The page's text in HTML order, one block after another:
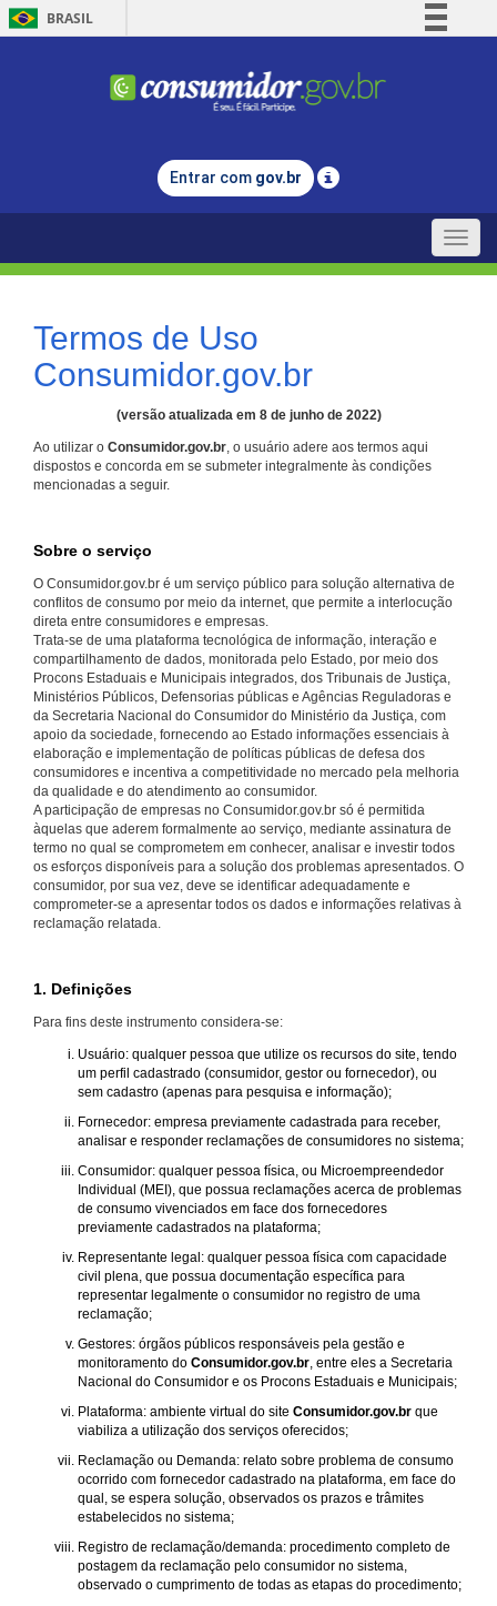
BRASIL
Comunica BR
Legislação
Entrar com gov.br
Toggle
Termos de Uso
Consumidor.gov.br
(versão atualizada em 8 de junho de 2022)
Ao utilizar o Consumidor.gov.br, o usuário adere aos termos aqui
dispostos e concorda em se submeter integralmente às condições
mencionadas a seguir.
Sobre o serviço
O Consumidor.gov.br é um serviço público para solução alternativa de
conflitos de consumo por meio da internet, que permite a interlocução
direta entre consumidores e empresas.
Trata-se de uma plataforma tecnológica de informação, interação e
compartilhamento de dados, monitorada pelo Estado, por meio dos
Procons Estaduais e Municipais integrados, dos Tribunais de Justiça,
Ministérios Públicos, Defensorias públicas e Agências Reguladoras e
da Secretaria Nacional do Consumidor do Ministério da Justiça, com
apoio da sociedade, fornecendo ao Estado informações essenciais à
elaboração e implementação de políticas públicas de defesa dos
consumidores e incentiva a competitividade no mercado pela melhoria
da qualidade e do atendimento ao consumidor.
A participação de empresas no Consumidor.gov.br só é permitida
àquelas que aderem formalmente ao serviço, mediante assinatura de
termo no qual se comprometem em conhecer, analisar e investir todos
os esforços disponíveis para a solução dos problemas apresentados. O
consumidor, por sua vez, deve se identificar adequadamente e
comprometer-se a apresentar todos os dados e informações relativas à
reclamação relatada.
1. Definições
Para fins deste instrumento considera-se:
Usuário: qualquer pessoa que utilize os recursos do site, tendo
um perfil cadastrado (consumidor, gestor ou fornecedor), ou
sem cadastro (apenas para pesquisa e informação);
Fornecedor: empresa previamente cadastrada para receber,
analisar e responder reclamações de consumidores no sistema;
Consumidor: qualquer pessoa física, ou Microempreendedor
Individual (MEI), que possua reclamações acerca de problemas
de consumo vivenciados em face dos fornecedores
previamente cadastrados na plataforma;
Representante legal: qualquer pessoa física com capacidade
civil plena, que possua documentação específica para
representar legalmente o consumidor no registro de uma
reclamação;
Gestores: órgãos públicos responsáveis pela gestão e
monitoramento do Consumidor.gov.br, entre eles a Secretaria
Nacional do Consumidor e os Procons Estaduais e Municipais;
Plataforma: ambiente virtual do site Consumidor.gov.br que
viabiliza a utilização dos serviços oferecidos;
Reclamação ou Demanda: relato sobre problema de consumo
ocorrido com fornecedor cadastrado na plataforma, em face do
qual, se espera solução, observados os prazos e trâmites
estabelecidos no sistema;
Registro de reclamação/demanda: procedimento completo de
postagem da reclamação pelo consumidor no sistema,
observado o cumprimento de todas as etapas do procedimento;